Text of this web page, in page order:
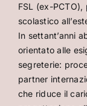
FSL (ex-
scolastico
In settant’anni
orientato alle
segreterie:
partner
che riduce il